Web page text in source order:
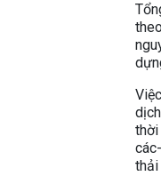
thời
thải